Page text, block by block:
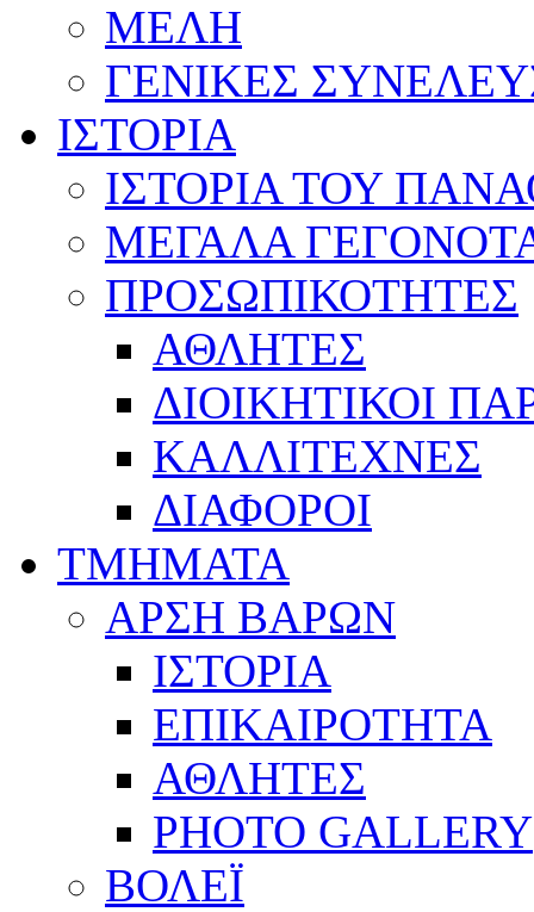
ΜΕΛΗ
ΓΕΝΙΚΕΣ
ΙΣΤΟΡΙΑ
ΙΣΤΟΡΙΑ ΤΟΥ
ΜΕΓΑΛΑ
ΠΡΟΣΩΠΙΚΟΤΗΤΕΣ
ΑΘΛΗΤΕΣ
ΔΙΟΙΚΗΤΙΚΟΙ
ΚΑΛΛΙΤΕΧΝΕΣ
ΔΙΑΦΟΡΟΙ
ΤΜΗΜΑΤΑ
ΑΡΣΗ ΒΑΡΩΝ
ΙΣΤΟΡΙΑ
ΕΠΙΚΑΙΡΟΤΗΤΑ
ΑΘΛΗΤΕΣ
PHOTO GALLERY
ΒΟΛΕΪ